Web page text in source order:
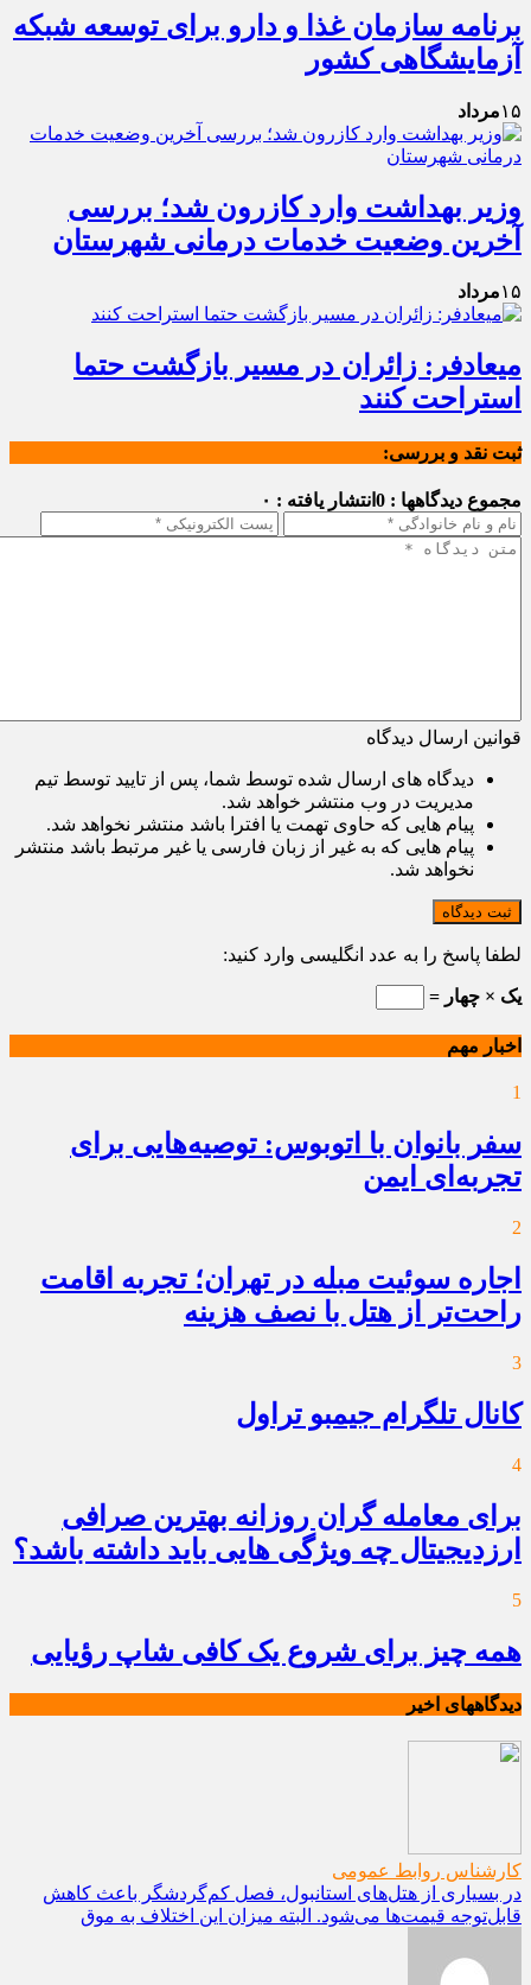
برنامه سازمان غذا و دارو برای توسعه شبکه
آزمایشگاهی کشور
۱۵مرداد
وزیر بهداشت وارد کازرون شد؛ بررسی
آخرین وضعیت خدمات درمانی شهرستان
۱۵مرداد
میعادفر: زائران در مسیر بازگشت حتما
استراحت کنند
ثبت نقد و بررسی:
مجموع دیدگاهها : 0 انتشار یافته : ۰
قوانین ارسال دیدگاه
دیدگاه های ارسال شده توسط شما، پس از تایید توسط تیم
مدیریت در وب منتشر خواهد شد.
پیام هایی که حاوی تهمت یا افترا باشد منتشر نخواهد شد.
پیام هایی که به غیر از زبان فارسی یا غیر مرتبط باشد منتشر
نخواهد شد.
ثبت دیدگاه
لطفا پاسخ را به عدد انگلیسی وارد کنید:
یک × چهار =
اخبار مهم
1
سفر بانوان با اتوبوس: توصیه‌هایی برای
تجربه‌ای ایمن
2
اجاره سوئیت مبله در تهران؛ تجربه اقامت
راحت‌تر از هتل با نصف هزینه
3
کانال تلگرام جیمبو تراول
4
برای معامله گران روزانه بهترین صرافی
ارزدیجیتال چه ویژگی هایی باید داشته باشد؟
5
همه چیز برای شروع یک کافی شاپ رؤیایی
دیدگاههای اخیر
کارشناس روابط عمومی
در بسیاری از هتل‌های استانبول، فصل کم‌گردشگر باعث کاهش
قابل‌توجه قیمت‌ها می‌شود. البته میزان این اختلاف به موق